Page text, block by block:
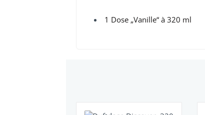
1 Dose „Vanille“ à 320 ml